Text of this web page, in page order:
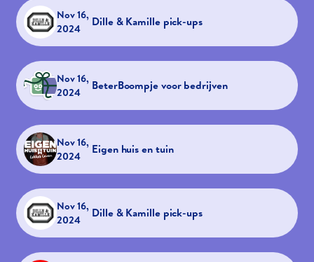
Nov 16,
2024
Dille & Kamille pick-ups
Nov 16,
2024
BeterBoompje voor bedrijven
Nov 16,
2024
Eigen huis en tuin
Nov 16,
2024
Dille & Kamille pick-ups